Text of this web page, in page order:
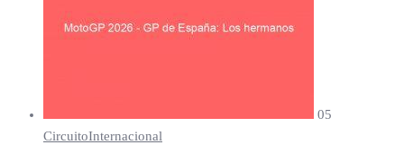
05
CircuitoInternacional